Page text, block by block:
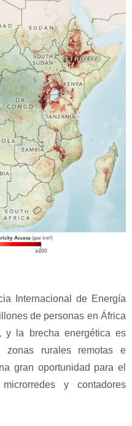
Internacional de Energía
de personas en África
y la brecha energética es
zonas rurales remotas e
gran oportunidad para el
y contadores